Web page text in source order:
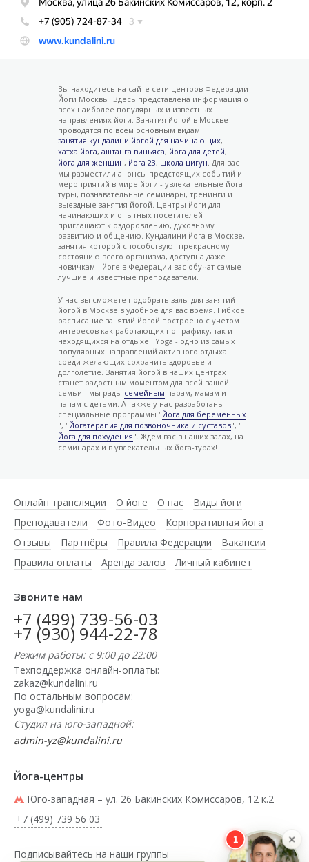
Вы находитесь на сайте сети центров Федерации
Йоги Москвы. Здесь представлена информация о
всех наиболее популярных и известных
направлениях йоги. Занятия йогой в Москве
проводятся по всем основным видам:
занятия кундалини йогой для начинающих,
хатха йога, аштанга виньяса, йога для детей,
йога для женщин, йога 23, школа цигун. Для вас
мы разместили анонсы предстоящих событий и
мероприятий в мире йоги - увлекательные йога
туры, познавательные семинары, тренинги и
выездные занятия йогой. Центры йоги для
начинающих и опытных посетителей
приглашают к оздоровлению, духовному
развитию и общению. Кундалини йога в Москве,
занятия которой способствуют прекрасному
состоянию всего организма, доступна даже
новичкам - йоге в Федерации вас обучат самые
лучшие и известные преподаватели.
У нас вы сможете подобрать залы для занятий
йогой в Москве в удобное для вас время. Гибкое
расписание занятий йогой построено с учетом
интересов как работающих по графику, так и
находящихся на отдыхе. Yoga - одно из самых
популярных направлений активного отдыха
среди желающих сохранить здоровье и
долголетие. Занятия йогой в наших центрах
станет радостным моментом для всей вашей
семьи - мы рады семейным парам, мамам и
папам с детьми. А также у нас разработаны
специальные программы "Йога для беременных
", "Йогатерапия для позвоночника и суставов", "
Йога для похудения". Ждем вас в наших залах, на
семинарах и в увлекательных йога-турах!
Онлайн трансляции О йоге О нас
Виды йоги
Преподаватели
Фото-Видео
Корпоративная йога
Отзывы
Партнёры Правила Федерации
Вакансии
Правила оплаты
Аренда залов Личный кабинет
Звоните нам
+7 (499) 739-56-03
+7 (930) 944-22-78
Режим работы: с 9:00 до 22:00
Техподдержка онлайн-оплаты:
zakaz@kundalini.ru
По остальным вопросам:
yoga@kundalini.ru
Студия на юго-западной:
admin-yz@kundalini.ru
Йога-центры
Юго-западная – ул. 26 Бакинских Комиссаров, 12 к.2
+7 (499) 739 56 03
Подписывайтесь на наши группы
1 ×